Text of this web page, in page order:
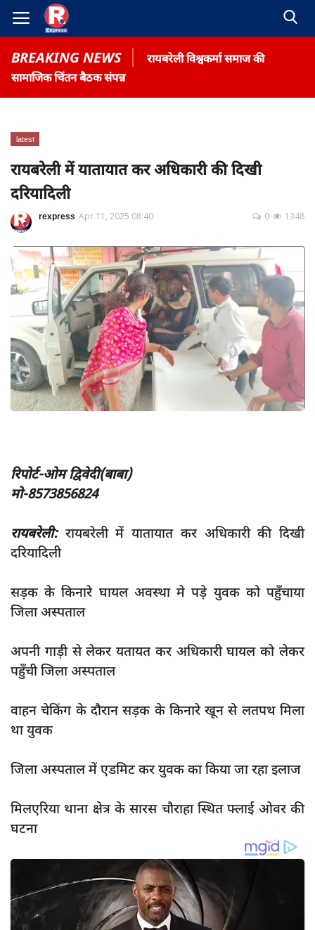
BREAKING NEWS
रायबरेली विश्वकर्मा समाज की
सामाजिक चिंतन बैठक संपन्न
Home
Contact
Terms & Conditions
रोजगार समाचार
About US
Privacy Policy
App verify
समस्या
Covid-19
अपराध
स्वास्थ्य
सामाजिक
खेल
latest
प्रशासनिक
editors-pick
Login
Register
English
latest
रायबरेली में यातायात कर अधिकारी की दिखी
दरियादिली
rexpress Apr 11, 2025 08:40 1348
0
रिपोर्ट-ओम द्विवेदी(बाबा)
मो-8573856824
रायबरेली: रायबरेली में यातायात कर अधिकारी की दिखी
दरियादिली
सड़क के किनारे घायल अवस्था मे पड़े युवक को पहुँचाया
जिला अस्पताल
अपनी गाड़ी से लेकर यतायत कर अधिकारी घायल को लेकर
पहुँची जिला अस्पताल
वाहन चेकिंग के दौरान सड़क के किनारे खून से लतपथ मिला
था युवक
जिला अस्पताल में एडमिट कर युवक का किया जा रहा इलाज
मिलएरिया थाना क्षेत्र के सारस चौराहा स्थित फ्लाई ओवर की
घटना